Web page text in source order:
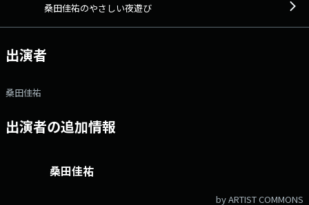
桑田佳祐のやさしい夜遊び
出演者
桑田佳祐
出演者の追加情報
桑田佳祐
by ARTIST COMMONS